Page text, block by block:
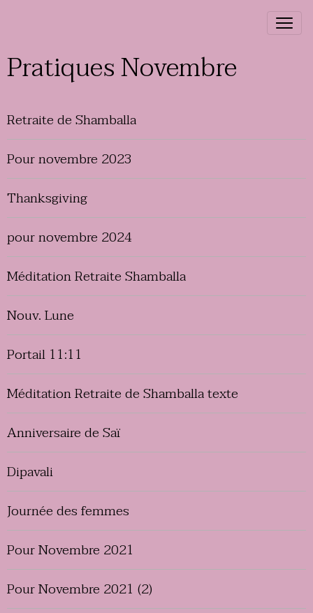
Pratiques Novembre
Retraite de Shamballa
Pour novembre 2023
Thanksgiving
pour novembre 2024
Méditation Retraite Shamballa
Nouv. Lune
Portail 11:11
Méditation Retraite de Shamballa texte
Anniversaire de Saï
Dipavali
Journée des femmes
Pour Novembre 2021
Pour Novembre 2021 (2)